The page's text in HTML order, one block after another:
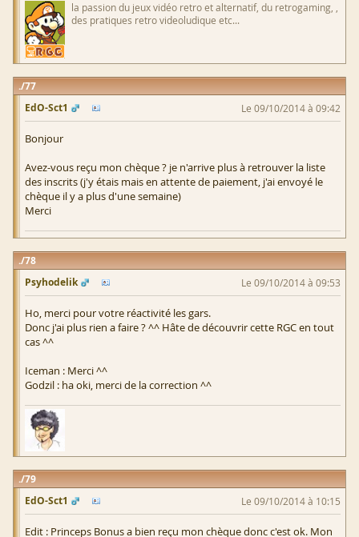
la passion du jeux vidéo retro et alternatif, du retrogaming, ,
des pratiques retro videoludique etc...
77
EdO-Sct1
Le 09/10/2014 à 09:42
Bonjour
Avez-vous reçu mon chèque ? je n'arrive plus à retrouver la liste
des inscrits (j'y étais mais en attente de paiement, j'ai envoyé le
chèque il y a plus d'une semaine)
Merci
78
Psyhodelik
Le 09/10/2014 à 09:53
Ho, merci pour votre réactivité les gars.
Donc j'ai plus rien a faire ? ^^ Hâte de découvrir cette RGC en tout
cas ^^
Iceman : Merci ^^
Godzil : ha oki, merci de la correction ^^
79
EdO-Sct1
Le 09/10/2014 à 10:15
Edit : Princeps Bonus a bien reçu mon chèque donc c'est ok. Mon